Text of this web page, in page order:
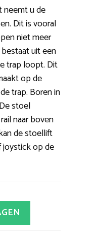
neemt u de
Dit is vooral
niet meer
uit een
trap loopt. Dit
op de
trap. Boren in
stoel
naar boven
de stoellift
op de